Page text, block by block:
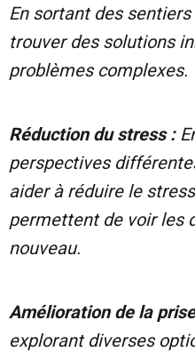
En sortant des
trouver des solutions
problèmes complexes.
Réduction du stress :
perspectives
aider à réduire le
permettent de voir les
nouveau.
Amélioration de la
explorant diverses